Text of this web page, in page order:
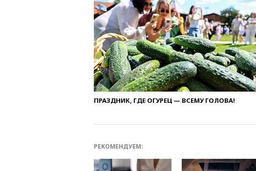
ПРАЗДНИК, ГДЕ ОГУРЕЦ — ВСЕМУ ГОЛОВА!
РЕКОМЕНДУЕМ: